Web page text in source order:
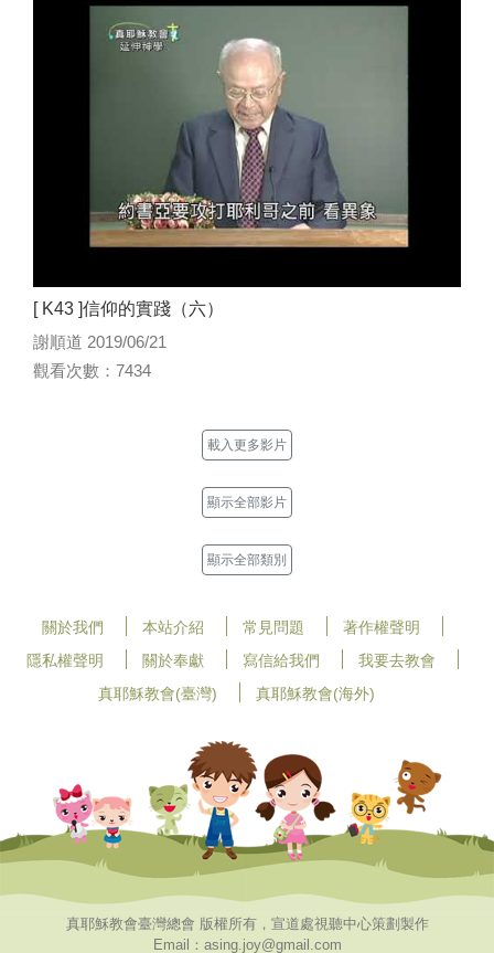
[ K43 ]信仰的實踐（六）
謝順道 2019/06/21
觀看次數：7434
載入更多影片
顯示全部影片
顯示全部類別
關於我們 本站介紹 常見問題
著作權聲明
隱私權聲明
關於奉獻 寫信給我們
我要去教會
真耶穌教會(臺灣)
真耶穌教會(海外)
真耶穌教會臺灣總會 版權所有，宣道處視聽中心策劃製作
Email：asing.joy@gmail.com